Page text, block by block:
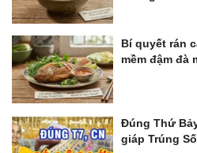
Bí quyết rán
mềm đậm đà
Đúng Thứ
giáp Trúng